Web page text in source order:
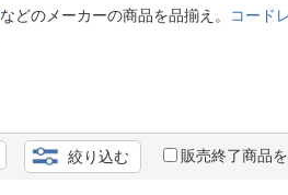
お客様サポート
ご利用規約
などのメーカーの商品を品揃え。 コード
絞り込む 販売終了商品